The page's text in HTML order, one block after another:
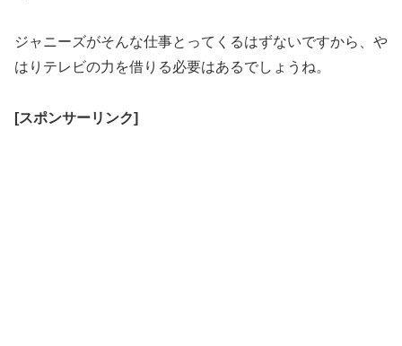
ジャニーズがそんな仕事とってくるはずないですから、や
はりテレビの力を借りる必要はあるでしょうね。
[スポンサーリンク]